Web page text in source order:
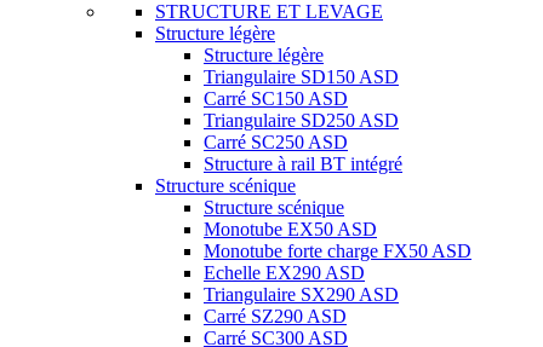
STRUCTURE ET LEVAGE
Structure légère
Structure légère
Triangulaire SD150 ASD
Carré SC150 ASD
Triangulaire SD250 ASD
Carré SC250 ASD
Structure à rail BT intégré
Structure scénique
Structure scénique
Monotube EX50 ASD
Monotube forte charge FX50 ASD
Echelle EX290 ASD
Triangulaire SX290 ASD
Carré SZ290 ASD
Carré SC300 ASD